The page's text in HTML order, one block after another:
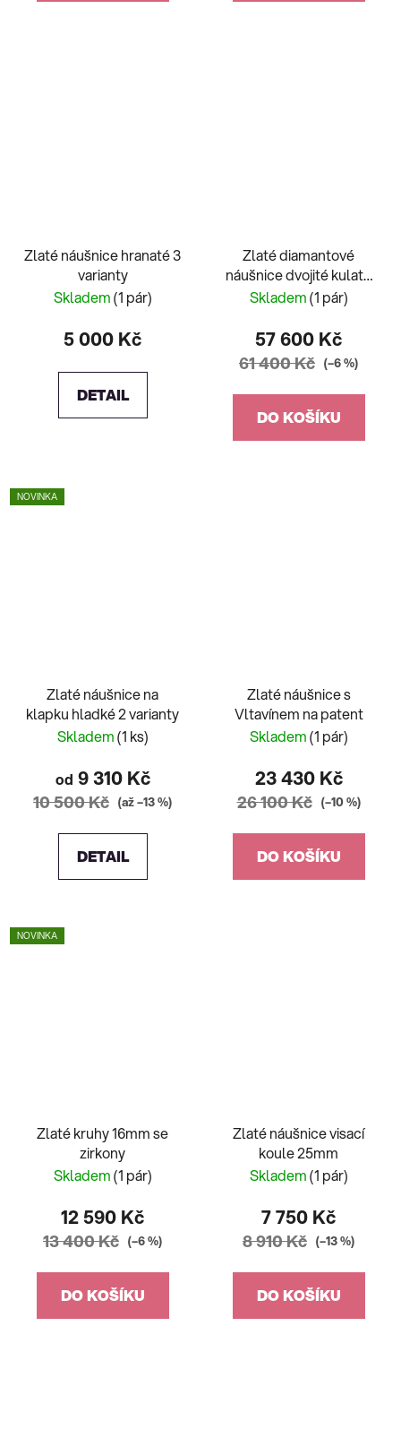
Zlaté náušnice hranaté 3
varianty
Skladem(1 pár)
5 000 Kč
DETAIL
Zlaté diamantové
náušnice dvojité kulaté
0,50ct
Skladem(1 pár)
57 600 Kč
61 400 Kč (–6 %)
DO KOŠÍKU
NOVINKA
Zlaté náušnice na
klapku hladké 2 varianty
Skladem(1 ks)
od 9 310 Kč
10 500 Kč (až –13 %)
DETAIL
Zlaté náušnice s
Vltavínem na patent
Skladem(1 pár)
23 430 Kč
26 100 Kč (–10 %)
DO KOŠÍKU
NOVINKA
Zlaté kruhy 16mm se
zirkony
Skladem(1 pár)
12 590 Kč
13 400 Kč (–6 %)
DO KOŠÍKU
Zlaté náušnice visací
koule 25mm
Skladem(1 pár)
7 750 Kč
8 910 Kč (–13 %)
DO KOŠÍKU